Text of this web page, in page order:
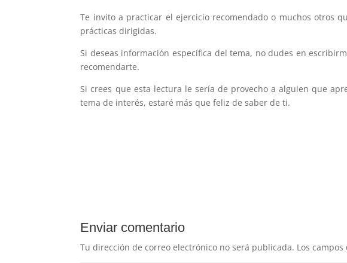
Te invito a practicar el ejercicio recomendado o muchos otros
prácticas dirigidas.
Si deseas información específica del tema, no dudes en
recomendarte.
Si crees que esta lectura le sería de provecho a alguien que
tema de interés, estaré más que feliz de saber de ti.
Enviar comentario
Tu dirección de correo electrónico no será publicada. Los